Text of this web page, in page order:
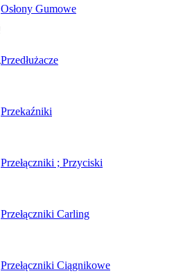
Osłony Gumowe
Przedłużacze
Przekaźniki
Przełączniki ; Przyciski
Przełączniki Carling
Przełączniki Ciągnikowe